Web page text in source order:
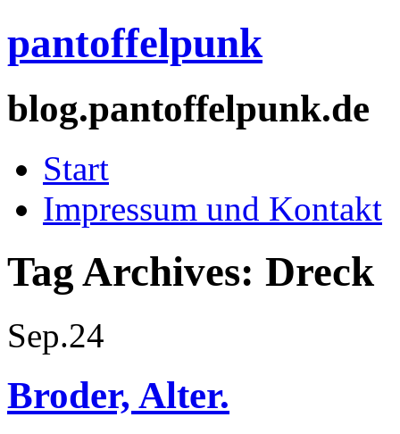
pantoffelpunk
blog.pantoffelpunk.de
Start
Impressum und Kontakt
Tag Archives: Dreck
Sep.24
Broder, Alter.